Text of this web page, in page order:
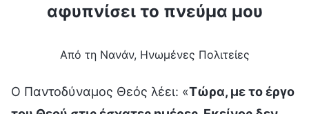
αφυπνίσει το πνεύμα μου
Από τη Νανάν, Ηνωμένες Πολιτείες
Ο Παντοδύναμος Θεός λέει: «Τώρα, με το έργο